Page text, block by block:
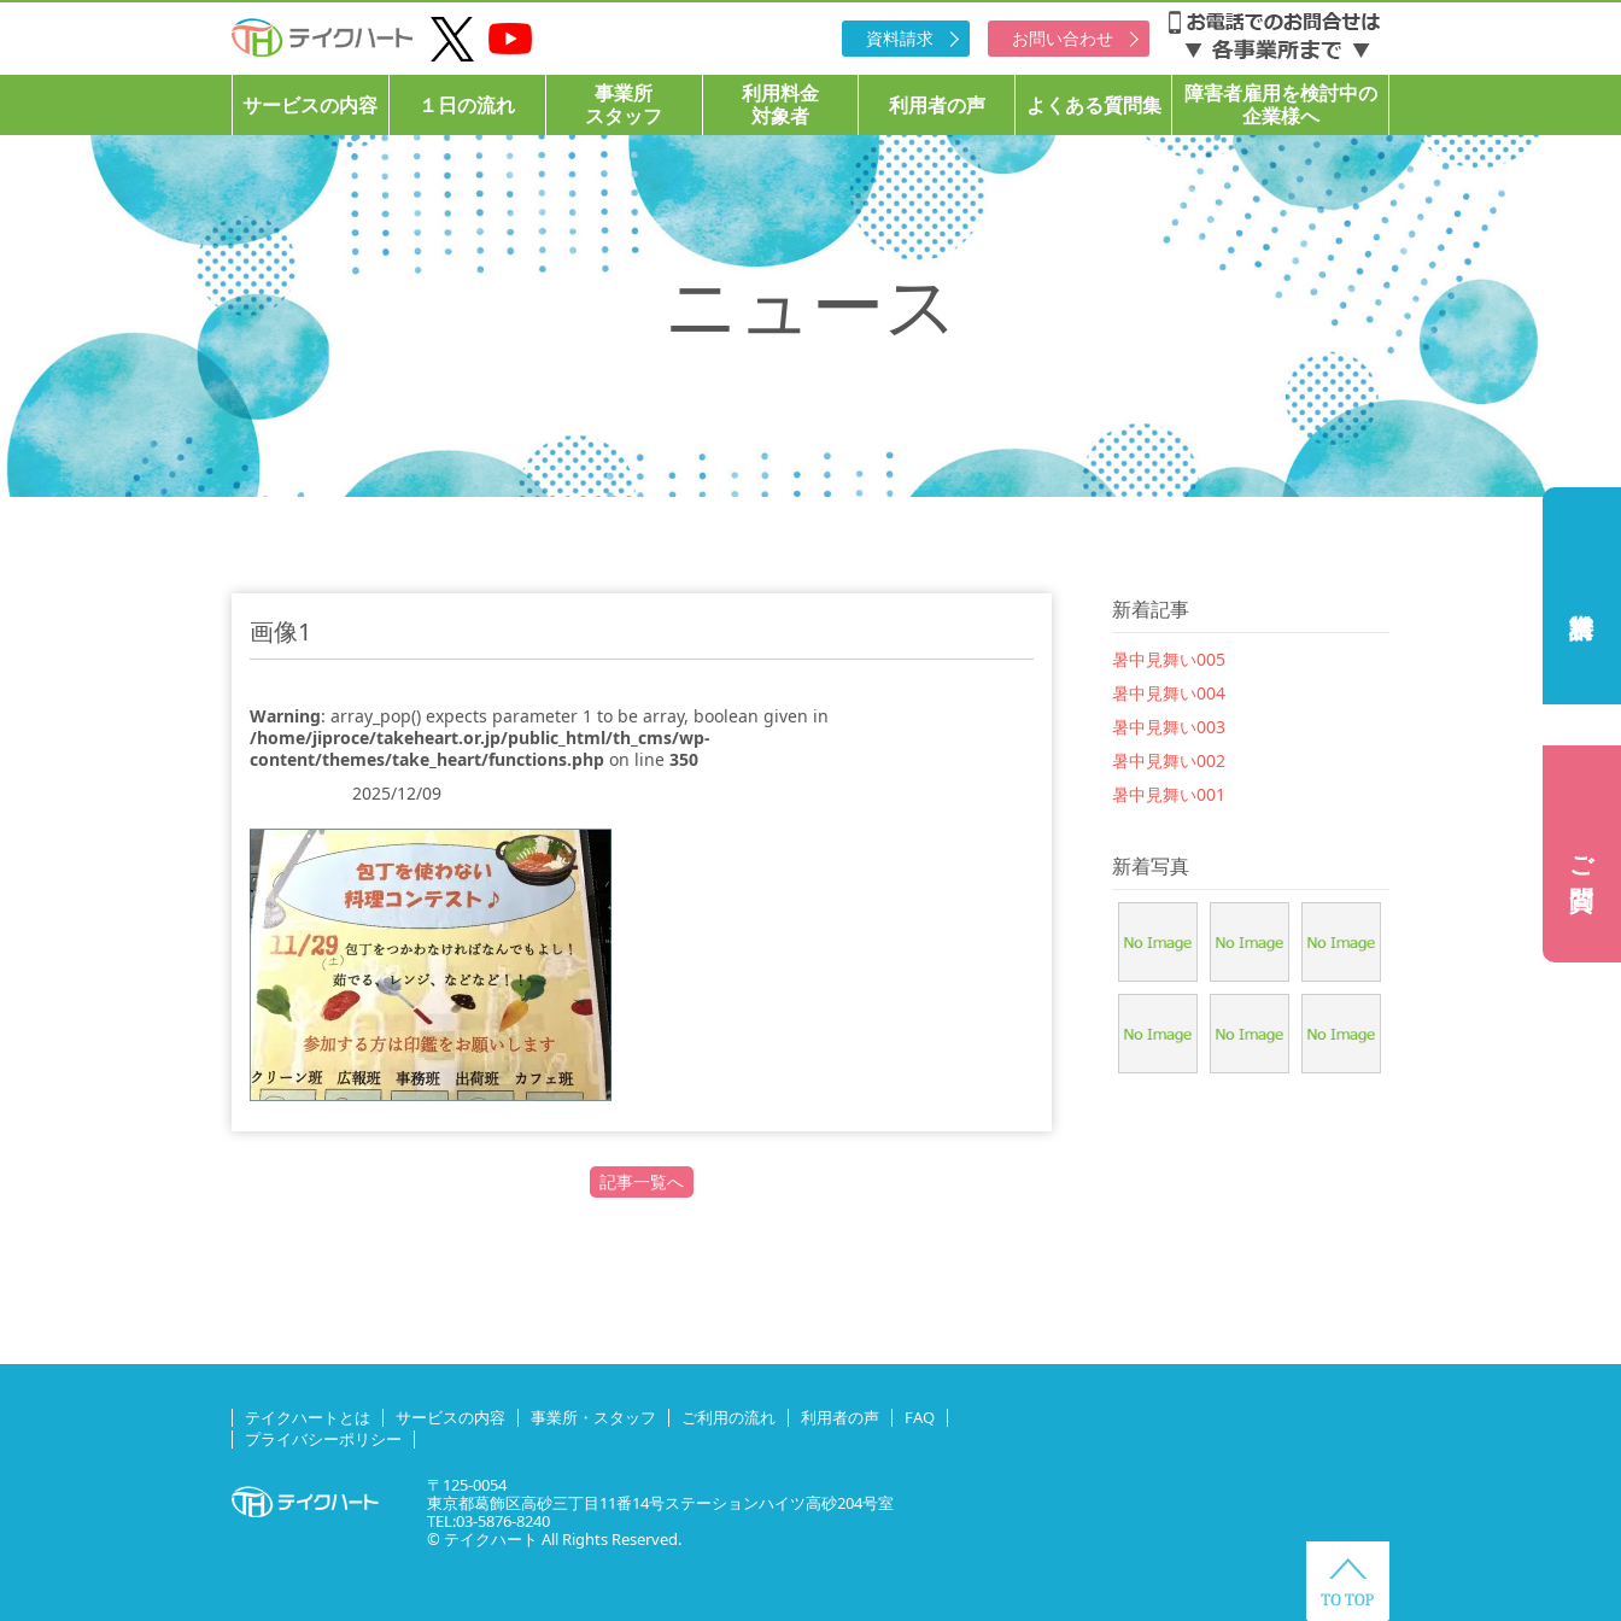
資料請求 お問い合わせ
サービスの内容 １日の流れ
事業所
スタッフ
利用料金
対象者
利用者の声 よくある質問集
障害者雇用を検討中の
企業様へ
ニュース
画像1
Warning: array_pop() expects parameter 1 to be array, boolean given in
/home/jiproce/takeheart.or.jp/public_html/th_cms/wp-
content/themes/take_heart/functions.php on line 350
2025/12/09
記事一覧へ
新着記事
暑中見舞い005
暑中見舞い004
暑中見舞い003
暑中見舞い002
暑中見舞い001
新着写真
テイクハートとは サービスの内容 事業所・スタッフ ご利用の流れ 利用者の声
FAQ
プライバシーポリシー
〒125-0054
東京都葛飾区高砂三丁目11番14号ステーションハイツ高砂204号室
TEL:03-5876-8240
© テイクハート All Rights Reserved.
ご質問